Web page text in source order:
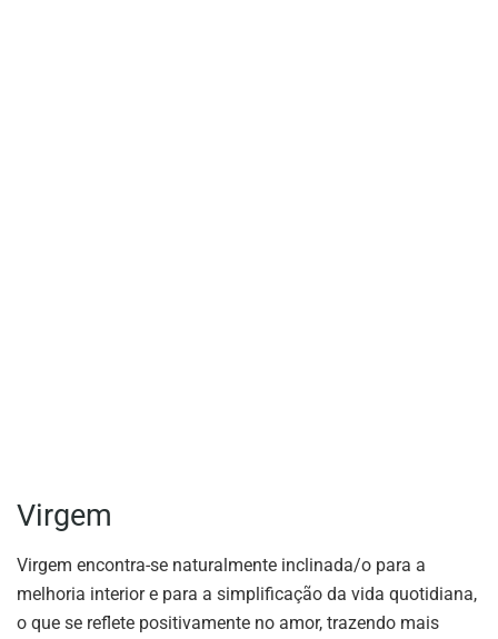
Virgem
Virgem encontra-se naturalmente inclinada/o para a
melhoria interior e para a simplificação da vida quotidiana,
o que se reflete positivamente no amor, trazendo mais